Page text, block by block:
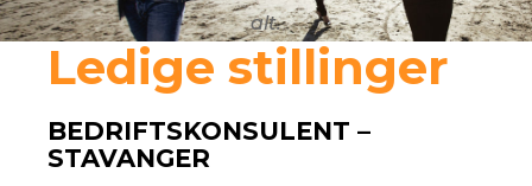
alt.
Ledige stillinger
BEDRIFTSKONSULENT –
STAVANGER